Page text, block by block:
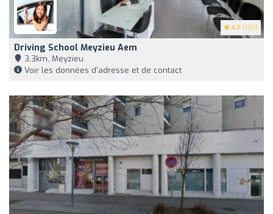
4.7 (130)
Driving School Meyzieu Aem
3,3km, Meyzieu
Voir les données d'adresse et de contact